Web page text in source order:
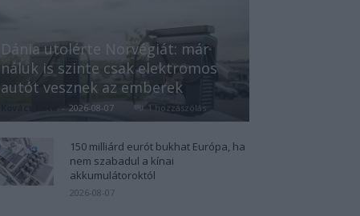
Dánia utolérte Norvégiát: már
náluk is szinte csak elektromos
autót vesznek az emberek
- 2026-08-07 1 hozzászólás
150 milliárd eurót bukhat Európa, ha
nem szabadul a kínai
akkumulátoroktól
2026-08-07